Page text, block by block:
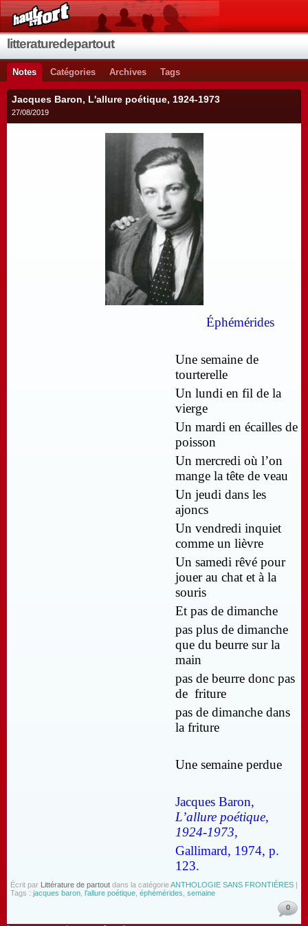
litteraturedepartout
Notes Catégories Archives Tags
Jacques Baron, L'allure poétique, 1924-1973
27/08/2019
Éphémérides
Une semaine de
tourterelle
Un lundi en fil de la
vierge
Un mardi en écailles de
poisson
Un mercredi où l’on
mange la tête de veau
Un jeudi dans les
ajoncs
Un vendredi inquiet
comme un lièvre
Un samedi rêvé pour
jouer au chat et à la
souris
Et pas de dimanche
pas plus de dimanche
que du beurre sur la
main
pas de beurre donc pas
de friture
pas de dimanche dans
la friture
Une semaine perdue
Jacques Baron,
L’allure poétique,
1924-1973,
Gallimard, 1974, p.
123.
Écrit par Littérature de partout dans la catégorieANTHOLOGIE SANS FRONTIÈRES |
Tags : jacques baron l’allure poétique éphémérides semaine
0